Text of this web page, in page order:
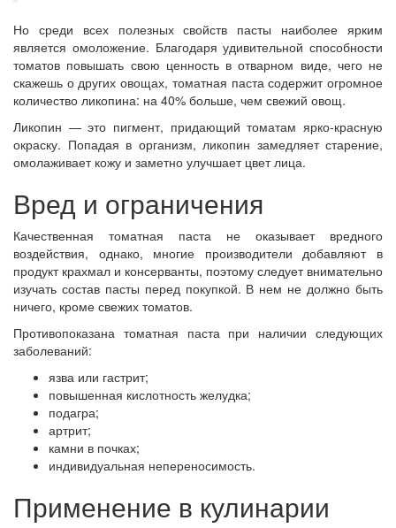
Но среди всех полезных свойств пасты наиболее ярким
является омоложение. Благодаря удивительной способности
томатов повышать свою ценность в отварном виде, чего не
скажешь о других овощах, томатная паста содержит огромное
количество ликопина: на 40% больше, чем свежий овощ.
Ликопин — это пигмент, придающий томатам ярко-красную
окраску. Попадая в организм, ликопин замедляет старение,
омолаживает кожу и заметно улучшает цвет лица.
Вред и ограничения
Качественная томатная паста не оказывает вредного
воздействия, однако, многие производители добавляют в
продукт крахмал и консерванты, поэтому следует внимательно
изучать состав пасты перед покупкой. В нем не должно быть
ничего, кроме свежих томатов.
Противопоказана томатная паста при наличии следующих
заболеваний:
язва или гастрит;
повышенная кислотность желудка;
подагра;
артрит;
камни в почках;
индивидуальная непереносимость.
Применение в кулинарии